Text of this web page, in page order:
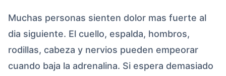
Muchas personas sienten dolor mas fuerte al
dia siguiente. El cuello, espalda, hombros,
rodillas, cabeza y nervios pueden empeorar
cuando baja la adrenalina. Si espera demasiado